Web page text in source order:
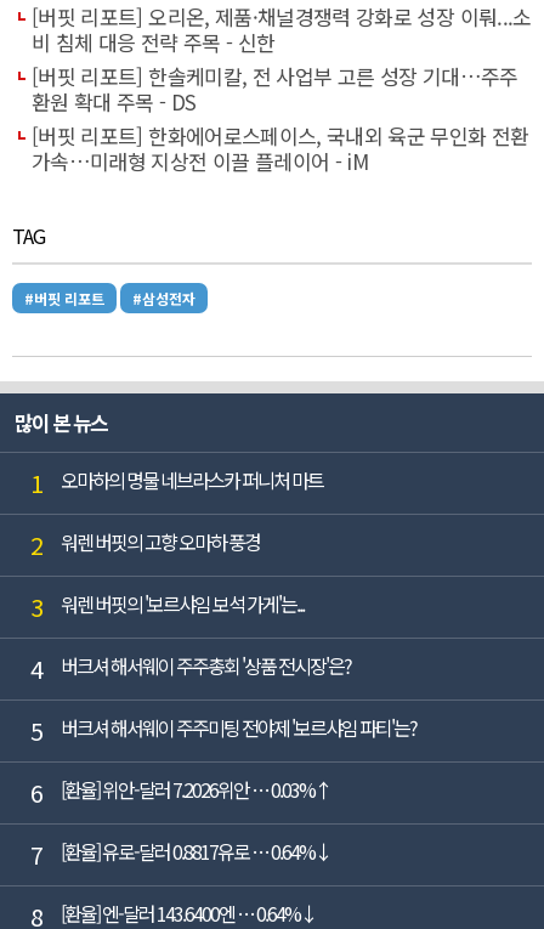
[버핏 리포트] 오리온, 제품·채널경쟁력 강화로 성장 이뤄...소
비 침체 대응 전략 주목 - 신한
[버핏 리포트] 한솔케미칼, 전 사업부 고른 성장 기대…주주
환원 확대 주목 - DS
[버핏 리포트] 한화에어로스페이스, 국내외 육군 무인화 전환
가속…미래형 지상전 이끌 플레이어 - iM
TAG
#버핏 리포트 #삼성전자
많이 본 뉴스
1 오마하의 명물 네브라스카 퍼니처 마트
2 워렌 버핏의 고향 오마하 풍경
3 워렌 버핏의 '보르샤임 보석 가게'는...
4 버크셔 해서웨이 주주총회 '상품 전시장'은?
5 버크셔 해서웨이 주주미팅 전야제 '보르샤임 파티'는?
6 [환율] 위안-달러 7.2026위안 … 0.03%↑
7 [환율] 유로-달러 0.8817유로 … 0.64%↓
8 [환율] 엔-달러 143.6400엔 … 0.64%↓